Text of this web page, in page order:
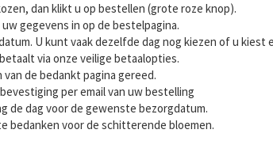
dan klikt u op bestellen (grote roze knop).
gegevens in op de bestelpagina.
U kunt vaak dezelfde dag nog kiezen of u kiest
via onze veilige betaalopties.
de bedankt pagina gereed.
per email van uw bestelling
de dag voor de gewenste bezorgdatum.
bedanken voor de schitterende bloemen.